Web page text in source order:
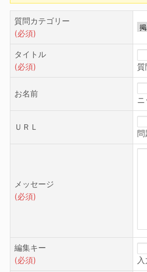
質問カテゴリー
(必須)
タイトル
(必須)
お名前
ＵＲＬ
メッセージ
(必須)
編集キー
(必須)